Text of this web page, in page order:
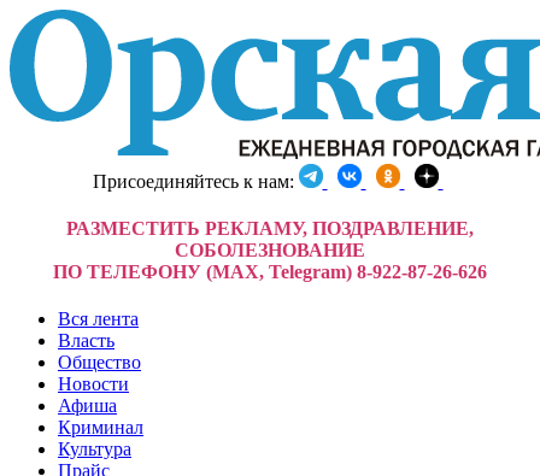
Присоединяйтесь к нам:
РАЗМЕСТИТЬ РЕКЛАМУ, ПОЗДРАВЛЕНИЕ,
СОБОЛЕЗНОВАНИЕ
ПО ТЕЛЕФОНУ (MAX, Telegram) 8-922-87-26-626
Вся лента
Власть
Общество
Новости
Афиша
Криминал
Культура
Прайс